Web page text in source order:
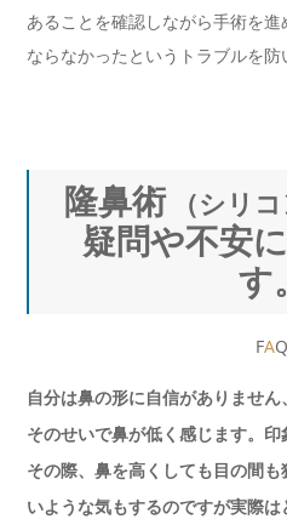
あることを確認しながら手術を
ならなかったというトラブルを防
隆鼻術 （シリコ
疑問や不安
す。
FAQ
自分は鼻の形に自信がありません
そのせいで鼻が低く感じます。印
その際、鼻を高くしても目の間
いような気もするのですが実際は